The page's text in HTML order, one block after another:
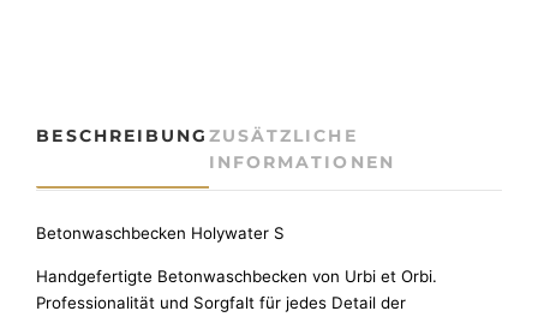
e
o
y
w
BESCHREIBUNG ZUSÄTZLICHE
INFORMATIONEN
Betonwaschbecken Holywater S
Handgefertigte Betonwaschbecken von Urbi et Orbi.
Professionalität und Sorgfalt für jedes Detail der